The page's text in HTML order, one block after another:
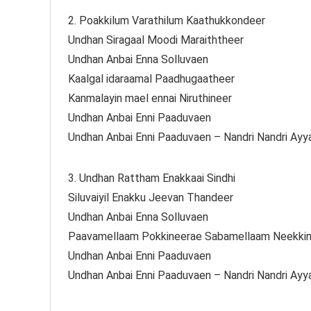
2. Poakkilum Varathilum Kaathukkondeer
Undhan Siragaal Moodi Maraiththeer
Undhan Anbai Enna Solluvaen
Kaalgal idaraamal Paadhugaatheer
Kanmalayin mael ennai Niruthineer
Undhan Anbai Enni Paaduvaen
Undhan Anbai Enni Paaduvaen – Nandri Nandri
3. Undhan Rattham Enakkaai Sindhi
Siluvaiyil Enakku Jeevan Thandeer
Undhan Anbai Enna Solluvaen
Paavamellaam Pokkineerae Sabamellaam
Undhan Anbai Enni Paaduvaen
Undhan Anbai Enni Paaduvaen – Nandri Nandri